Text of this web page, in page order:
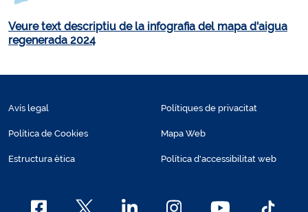
Veure text descriptiu de la infografia del mapa d'aigua
regenerada 2024
Avís legal
Política de Cookies
Estructura ètica
Polítiques de privacitat
Mapa Web
Política d'accessibilitat web